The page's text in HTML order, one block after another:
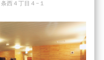
西４丁目４−１